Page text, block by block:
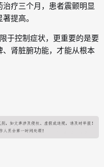
疗三个月，患者震颤明显
提高。
于控制症状，更重要的是要
肾脏腑功能，才能从根本